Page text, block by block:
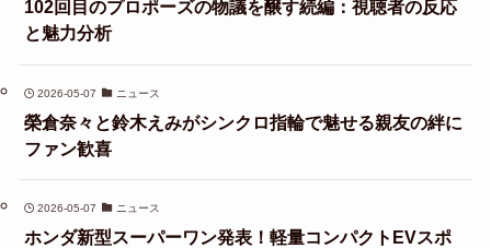
102回目のプロポーズの物議を醸す続編：視聴者の反応
と魅力分析
2026-05-07 ニュース
榮倉奈々と鈴木えみがシンクロ指輪で魅せる親友の絆に
ファン歓喜
2026-05-07 ニュース
ホンダ新型スーパーワン発表！軽量コンパクトEVスポ